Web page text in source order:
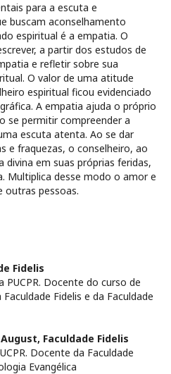
para a escuta e
buscam aconselhamento
espiritual é a empatia. O
a partir dos estudos de
e refletir sobre sua
O valor de uma atitude
espiritual ficou evidenciado
A empatia ajuda o próprio
se permitir compreender a
escuta atenta. Ao se dar
e fraquezas, o conselheiro, ao
divina em suas próprias feridas,
Multiplica desse modo o amor e
outras pessoas.
Fidelis
Docente do curso de
Fidelis e da Faculdade
Faculdade Fidelis
Docente da Faculdade
Evangélica